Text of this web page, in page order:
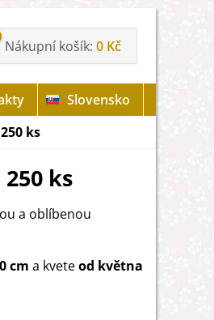
Nákupní košík 0 Kč
Slovensko
ks
ks
a oblíbenou
cm a kveteod května